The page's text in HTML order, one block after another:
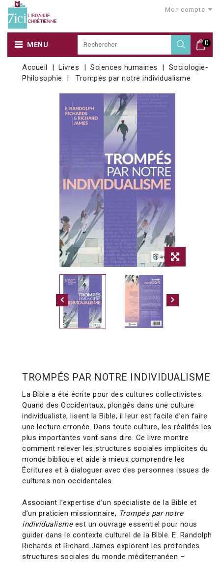
Mon compte
0
MENU
Accueil Livres Sciences humaines
Sociologie-
Philosophie
Trompés par notre individualisme
TROMPÉS PAR NOTRE INDIVIDUALISME
La Bible a été écrite pour des cultures collectivistes.
Quand des Occidentaux, plongés dans une culture
individualiste, lisent la Bible, il leur est facile d’en faire
une lecture erronée. Dans toute culture, les réalités les
plus importantes vont sans dire. Ce livre montre
comment relever les structures sociales implicites du
monde biblique et aide à mieux comprendre les
Écritures et à dialoguer avec des personnes issues de
cultures non occidentales.
Associant l’expertise d’un spécialiste de la Bible et
d’un praticien missionnaire, Trompés par notre
individualismeest un ouvrage essentiel pour nous
guider dans le contexte culturel de la Bible. E. Randolph
Richards et Richard James explorent les profondes
structures sociales du monde méditerranéen –